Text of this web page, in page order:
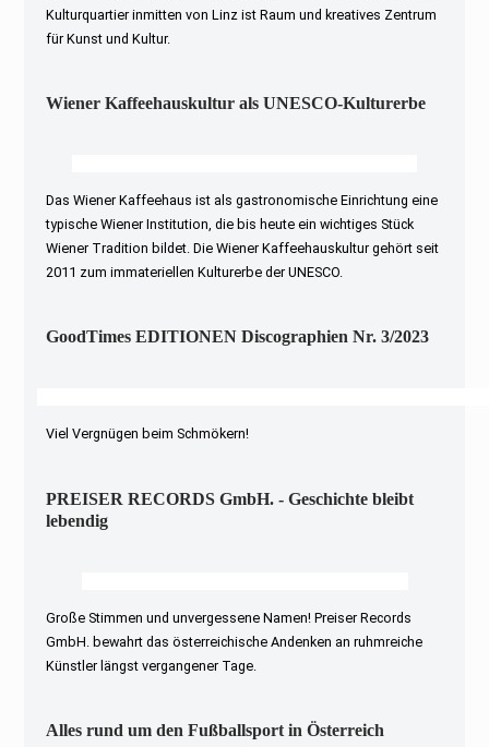
Kulturquartier inmitten von Linz ist Raum und kreatives Zentrum
für Kunst und Kultur.
Wiener Kaffeehauskultur als UNESCO-Kulturerbe
Das Wiener Kaffeehaus ist als gastronomische Einrichtung eine
typische Wiener Institution, die bis heute ein wichtiges Stück
Wiener Tradition bildet. Die Wiener Kaffeehauskultur gehört seit
2011 zum immateriellen Kulturerbe der UNESCO.
GoodTimes EDITIONEN Discographien Nr. 3/2023
Viel Vergnügen beim Schmökern!
PREISER RECORDS GmbH. - Geschichte bleibt
lebendig
Große Stimmen und unvergessene Namen! Preiser Records
GmbH. bewahrt das österreichische Andenken an ruhmreiche
Künstler längst vergangener Tage.
Alles rund um den Fußballsport in Österreich